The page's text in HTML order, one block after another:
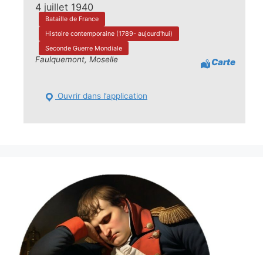
4 juillet 1940
Bataille de France
Histoire contemporaine (1789- aujourd'hui)
Seconde Guerre Mondiale
Faulquemont, Moselle Carte
Ouvrir dans l’application